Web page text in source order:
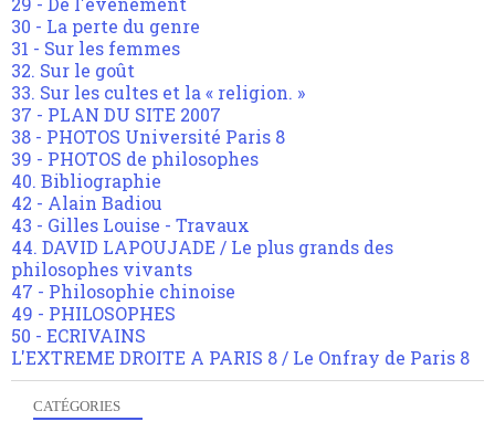
30 - La perte du genre
31 - Sur les femmes
32. Sur le goût
33. Sur les cultes et la « religion. »
37 - PLAN DU SITE 2007
38 - PHOTOS Université Paris 8
39 - PHOTOS de philosophes
40. Bibliographie
42 - Alain Badiou
43 - Gilles Louise - Travaux
44. DAVID LAPOUJADE / Le plus grands des
philosophes vivants
47 - Philosophie chinoise
49 - PHILOSOPHES
50 - ECRIVAINS
L'EXTREME DROITE A PARIS 8 / Le Onfray de Paris 8
CATÉGORIES